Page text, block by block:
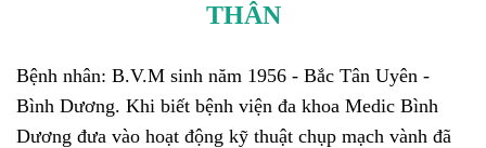
THÂN
Bệnh nhân: B.V.M sinh năm 1956 - Bắc Tân Uyên -
Bình Dương. Khi biết bệnh viện đa khoa Medic Bình
Dương đưa vào hoạt động kỹ thuật chụp mạch vành đã